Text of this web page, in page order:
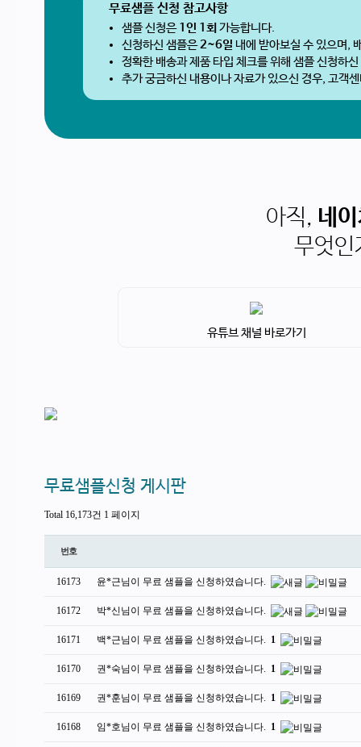
무료샘플 신청 참고사항
샘플 신청은1인 1회 가능합니다.
신청하신 샘플은2~6일 내에 받아보실 수 있으며,
정확한 배송과 제품 타입 체크를 위해 샘플 신청하
추가 궁금하신 내용이나 자료가 있으신 경우, 고객
아직, 네
무엇
유튜브 채널 바로가기
무료샘플신청 게시판
Total 16,173건 1 페이지
번호
16173 윤*근님이 무료 샘플을 신청하였습니다.
16172 박*신님이 무료 샘플을 신청하였습니다.
16171 백*근님이 무료 샘플을 신청하였습니다. 1
16170 권*숙님이 무료 샘플을 신청하였습니다. 1
16169 권*훈님이 무료 샘플을 신청하였습니다. 1
16168 임*호님이 무료 샘플을 신청하였습니다. 1